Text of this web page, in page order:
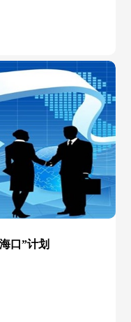
口”计划